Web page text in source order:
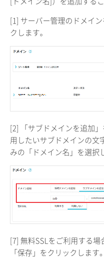
[1] サーバー管理のドメイ
クします。
[2] 「サブドメインを追加
用したいサブドメインの文
みの「ドメイン名」を選択
[7] 無料SSLをご利用する場
「保存」をクリックします。